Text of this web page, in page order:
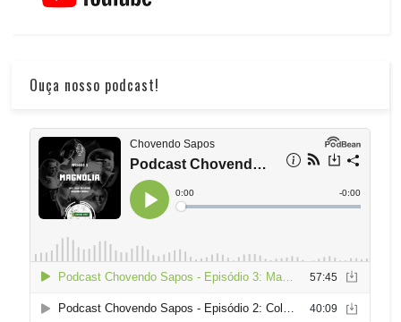
Ouça nosso podcast!